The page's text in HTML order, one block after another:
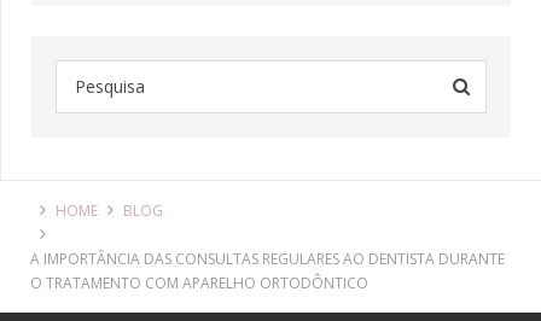
HOME BLOG
A IMPORTÂNCIA DAS CONSULTAS REGULARES AO DENTISTA DURANTE
O TRATAMENTO COM APARELHO ORTODÔNTICO